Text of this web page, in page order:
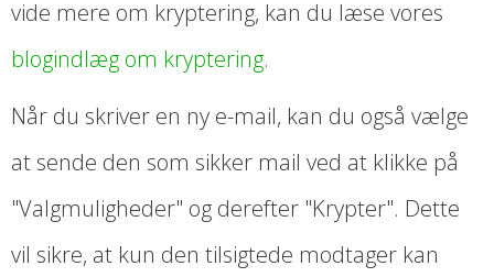
vide mere om kryptering, kan du læse vores
blogindlæg om kryptering.
Når du skriver en ny e-mail, kan du også vælge
at sende den som sikker mail ved at klikke på
"Valgmuligheder" og derefter "Krypter". Dette
vil sikre, at kun den tilsigtede modtager kan